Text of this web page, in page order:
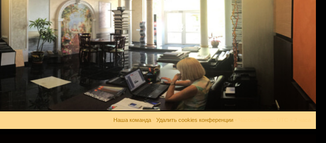
Наша команда Удалить cookies конференции